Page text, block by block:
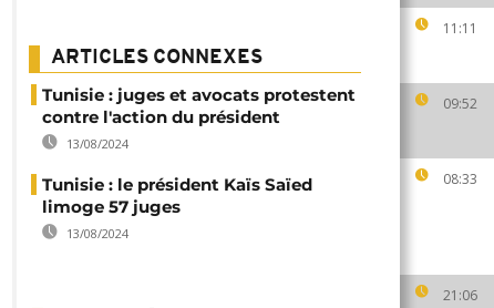
11:11
09:52
08:33
21:06
ARTICLES CONNEXES
Tunisie : juges et avocats protestent
contre l'action du président
13/08/2024
Tunisie : le président Kaïs Saïed
limoge 57 juges
13/08/2024